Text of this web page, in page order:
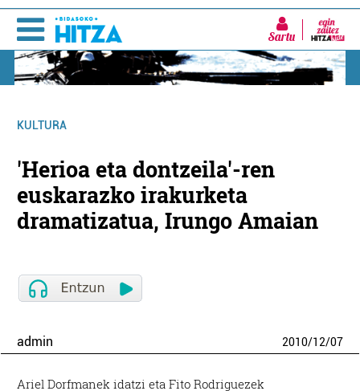
Sartu
KULTURA
'Herioa eta dontzeila'-ren
euskarazko irakurketa
dramatizatua, Irungo Amaian
admin 2010/12/07
Ariel Dorfmanek idatzi eta Fito Rodriguezek